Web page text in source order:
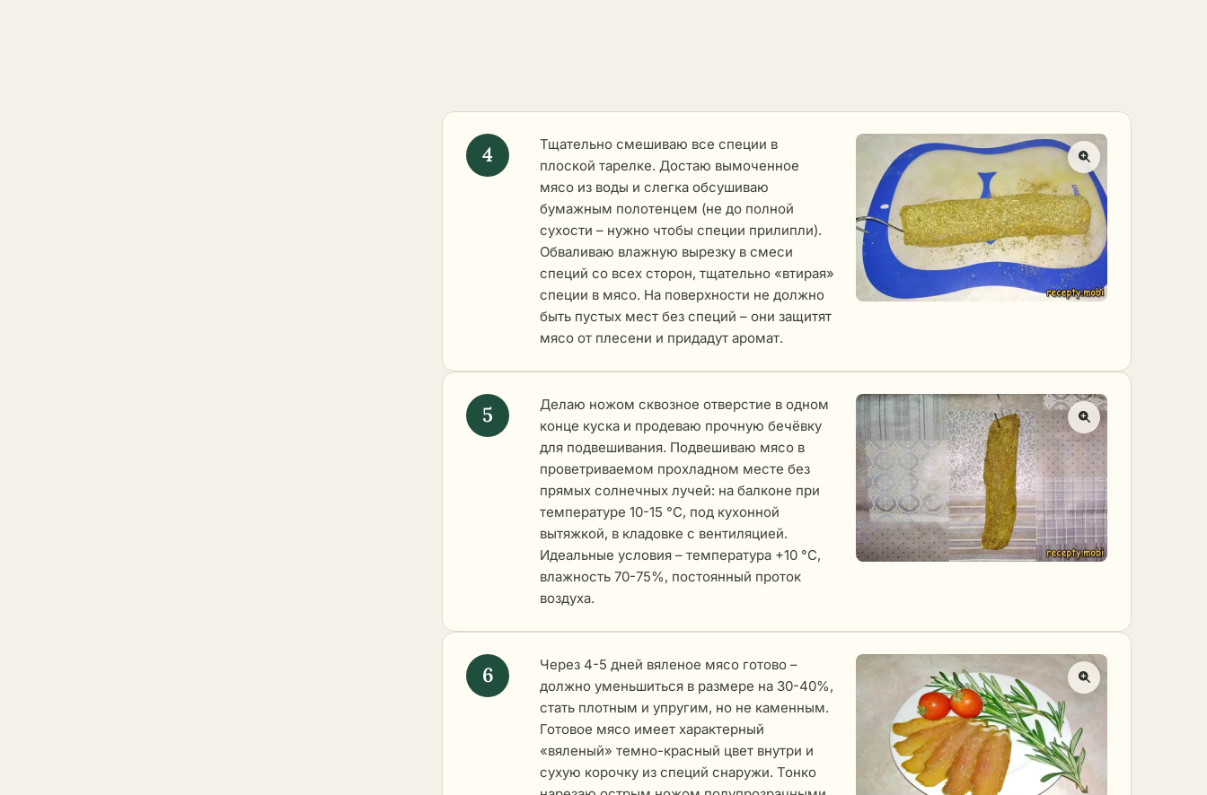
Тщательно смешиваю все специи в
плоской тарелке. Достаю вымоченное
мясо из воды и слегка обсушиваю
бумажным полотенцем (не до полной
сухости – нужно чтобы специи прилипли).
Обваливаю влажную вырезку в смеси
специй со всех сторон, тщательно «втирая»
специи в мясо. На поверхности не должно
быть пустых мест без специй – они защитят
мясо от плесени и придадут аромат.
Делаю ножом сквозное отверстие в одном
конце куска и продеваю прочную бечёвку
для подвешивания. Подвешиваю мясо в
проветриваемом прохладном месте без
прямых солнечных лучей: на балконе при
температуре 10-15 °C, под кухонной
вытяжкой, в кладовке с вентиляцией.
Идеальные условия – температура +10 °C,
влажность 70-75%, постоянный проток
воздуха.
Через 4-5 дней вяленое мясо готово –
должно уменьшиться в размере на 30-40%,
стать плотным и упругим, но не каменным.
Готовое мясо имеет характерный
«вяленый» темно-красный цвет внутри и
сухую корочку из специй снаружи. Тонко